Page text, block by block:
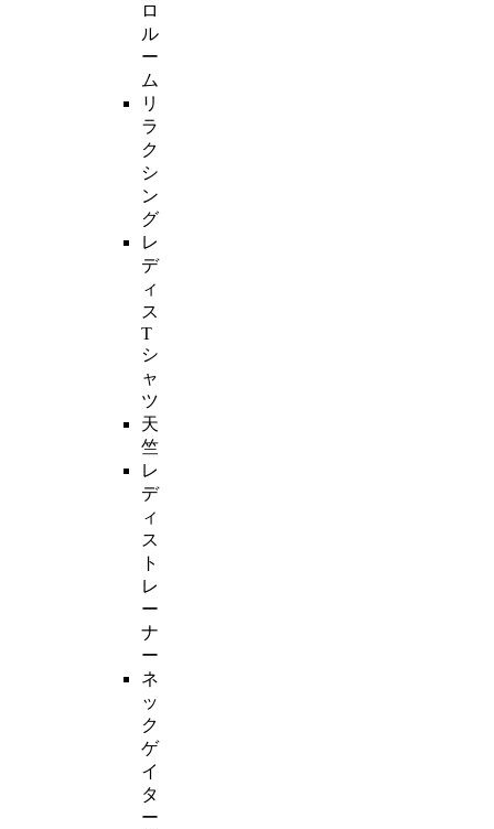
ロ
ル
ー
ム
リ
ラ
ク
シ
ン
グ
レ
デ
ィ
ス
T
シ
ャ
ツ
天
竺
レ
デ
ィ
ス
ト
レ
ー
ナ
ー
ネ
ッ
ク
ゲ
イ
タ
ー